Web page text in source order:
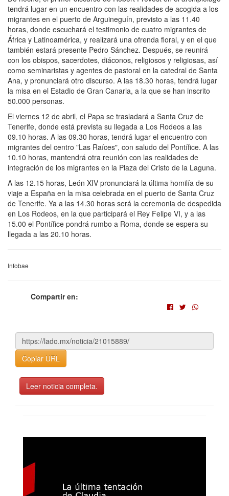
tendrá lugar en un encuentro con las realidades de acogida a los
migrantes en el puerto de Arguineguín, previsto a las 11.40
horas, donde escuchará el testimonio de cuatro migrantes de
África y Latinoamérica, y realizará una ofrenda floral, y en el que
también estará presente Pedro Sánchez. Después, se reunirá
con los obispos, sacerdotes, diáconos, religiosos y religiosas, así
como seminaristas y agentes de pastoral en la catedral de Santa
Ana, y pronunciará otro discurso. A las 18.30 horas, tendrá lugar
la misa en el Estadio de Gran Canaria, a la que se han inscrito
50.000 personas.
El viernes 12 de abril, el Papa se trasladará a Santa Cruz de
Tenerife, donde está prevista su llegada a Los Rodeos a las
09.10 horas. A las 09.30 horas, tendrá lugar el encuentro con
migrantes del centro "Las Raíces", con saludo del Pontífice. A las
10.10 horas, mantendrá otra reunión con las realidades de
integración de los migrantes en la Plaza del Cristo de la Laguna.
A las 12.15 horas, León XIV pronunciará la última homilía de su
viaje a España en la misa celebrada en el puerto de Santa Cruz
de Tenerife. Ya a las 14.30 horas será la ceremonia de despedida
en Los Rodeos, en la que participará el Rey Felipe VI, y a las
15.00 el Pontífice pondrá rumbo a Roma, donde se espera su
llegada a las 20.10 horas.
Infobae
Compartir en:
Copiar URL
Leer noticia completa.